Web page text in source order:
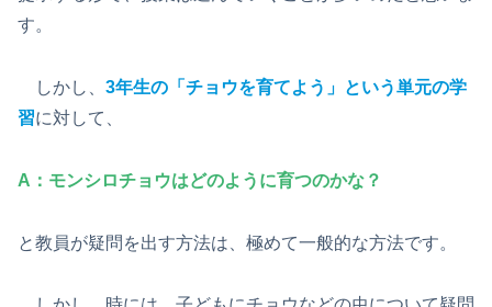
す。
しかし、 3年生の「チョウを育てよう」という単元の学
習に対して、
A：モンシロチョウはどのように育つのかな？
と教員が疑問を出す方法は、極めて一般的な方法です。